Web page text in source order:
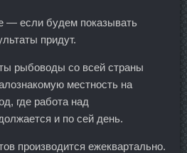
— если будем показывать
придут.
рыбоводы со всей страны
местность на
где работа над
и по сей день.
производится ежеквартально.